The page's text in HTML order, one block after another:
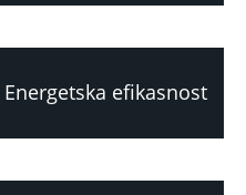
Energetska efikasnost